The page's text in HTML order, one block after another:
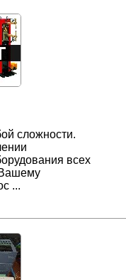
сложности.
всех
...